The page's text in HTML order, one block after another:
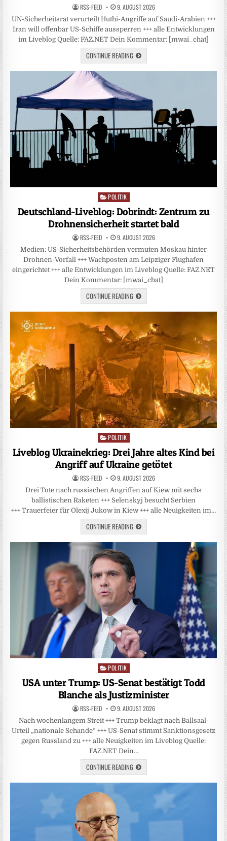
RSS-FEED 9. AUGUST 2026
UN-Sicherheitsrat verurteilt Huthi-Angriffe auf Saudi-Arabien +++
Iran will offenbar US-Schiffe aussperren +++ alle Entwicklungen
im Liveblog Quelle: FAZ.NET Dein Kommentar: [mwai_chat]
CONTINUE READING
Posted
in
POLITIK
Deutschland-Liveblog: Dobrindt: Zentrum zu
Drohnensicherheit startet bald
RSS-FEED 9. AUGUST 2026
Medien: US-Sicherheitsbehörden vermuten Moskau hinter
Drohnen-Vorfall +++ Wachposten am Leipziger Flughafen
eingerichtet +++ alle Entwicklungen im Liveblog Quelle: FAZ.NET
Dein Kommentar: [mwai_chat]
CONTINUE READING
Posted
in
POLITIK
Liveblog Ukrainekrieg: Drei Jahre altes Kind bei
Angriff auf Ukraine getötet
RSS-FEED 9. AUGUST 2026
Drei Tote nach russischen Angriffen auf Kiew mit sechs
ballistischen Raketen +++ Selenskyj besucht Serbien
+++ Trauerfeier für Olexij Jukow in Kiew +++ alle Neuigkeiten im…
CONTINUE READING
Posted
in
POLITIK
USA unter Trump: US-Senat bestätigt Todd
Blanche als Justizminister
RSS-FEED 9. AUGUST 2026
Nach wochenlangem Streit +++ Trump beklagt nach Ballsaal-
Urteil „nationale Schande“ +++ US-Senat stimmt Sanktionsgesetz
gegen Russland zu +++ alle Neuigkeiten im Liveblog Quelle:
FAZ.NET Dein…
CONTINUE READING